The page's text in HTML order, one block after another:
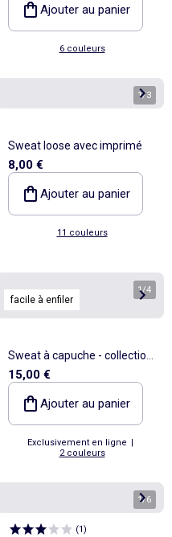
Ajouter au panier
6 couleurs
1/3
Sweat loose avec imprimé
8,00 €
Ajouter au panier
11 couleurs
facile à enfiler
1/4
Sweat à capuche - collection
facile à enfiler
15,00 €
Ajouter au panier
Exclusivement en ligne |
2 couleurs
1/6
(1)